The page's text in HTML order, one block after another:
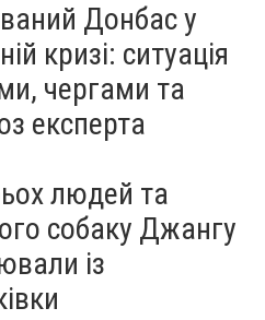
Донбас у
кризі: ситуація
чергами та
експерта
людей та
собаку Джангу
із